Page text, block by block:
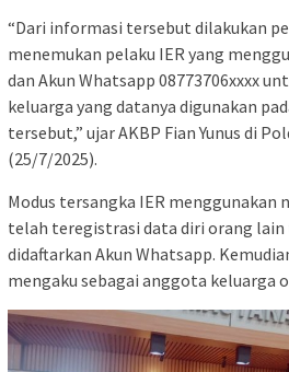
“Dari informasi tersebut dilakukan
menemukan pelaku IER yang
dan Akun Whatsapp 08773706xxxx
keluarga yang datanya digunakan
tersebut,” ujar AKBP Fian Yunus di
(25/7/2025).
Modus tersangka IER menggunakan
telah teregistrasi data diri orang
didaftarkan Akun Whatsapp.
mengaku sebagai anggota keluarga